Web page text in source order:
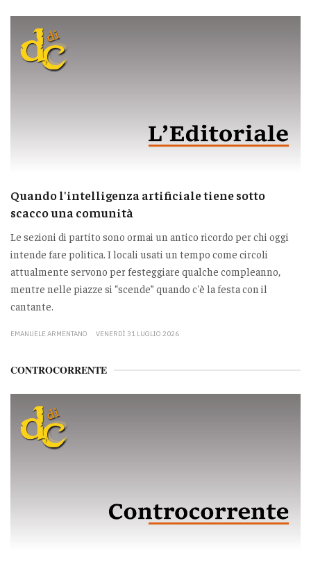
Quando l'intelligenza artificiale tiene sotto
scacco una comunità
Le sezioni di partito sono ormai un antico ricordo per chi oggi
intende fare politica. I locali usati un tempo come circoli
attualmente servono per festeggiare qualche compleanno,
mentre nelle piazze si “scende” quando c'è la festa con il
cantante.
EMANUELE ARMENTANO VENERDÌ 31 LUGLIO 2026
CONTROCORRENTE